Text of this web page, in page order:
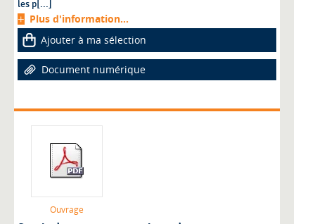
les p[...]
Plus d'information...
Ajouter à ma sélection
Document numérique
Ouvrage